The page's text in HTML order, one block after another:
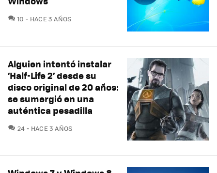
10 COMENTARIOS
HACE 3 AÑOS
Alguien intentó instalar
‘Half-Life 2’ desde su
disco original de 20 años:
se sumergió en una
auténtica pesadilla
24 COMENTARIOS
HACE 3 AÑOS